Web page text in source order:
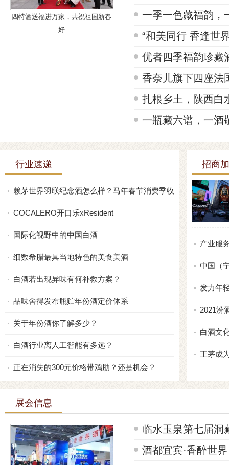
四特酒送福进万家，共祝祖国新春
好
一季一色藏福韵，
“和美同行 香逢世
优者四季福韵珍藏
香奈儿旗下四座法
扎根乡土，陕西白
一瓶藏六谱，一酒
行业速递
赖茅世界羽联纪念酒怎么样？马年春节消费季收
COCALERO开口乐xResident
国际化视野中的中国白酒
细数希腊最具当地特色的美食美酒
白酒若出现异味有何补救方案？
品味舍得发布瓶贮年份酒定价体系
关于年份酒你了解多少？
白酒行业离人工智能有多远？
正在消失的300元价格带鸡肋？还是机会？
招商
产业服
中国（
发力年
2021汾
白酒文
王茅成
展会信息
临水玉泉第七届洞
酒都宜宾·香醉世